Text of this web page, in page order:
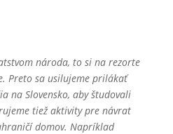
národa, to si na rezorte
Preto sa usilujeme prilákať
na Slovensko, aby študovali
tiež aktivity pre návrat
domov. Napríklad